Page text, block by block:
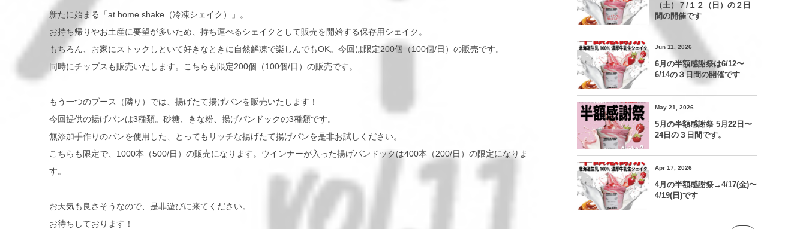
新たに始まる「at home shake（冷凍シェイク）」。
お持ち帰りやお土産に要望が多いため、持ち運べるシェイクとして販売を開始する保存用シェイク。
もちろん、お家にストックしといて好きなときに自然解凍で楽しんでもOK。今回は限定200個（100個/日）の販売です。
同時にチップスも販売いたします。こちらも限定200個（100個/日）の販売です。
もう一つのブース（隣り）では、揚げたて揚げパンを販売いたします！
今回提供の揚げパンは3種類。砂糖、きな粉、揚げパンドックの3種類です。
無添加手作りのパンを使用した、とってもリッチな揚げたて揚げパンを是非お試しください。
こちらも限定で、1000本（500/日）の販売になります。ウインナーが入った揚げパンドックは400本（200/日）の限定になりま
す。
お天気も良さそうなので、是非遊びに来てください。
お待ちしております！
（土）７/１２（日）の２日
間の開催です
Jun 11, 2026
6月の半額感謝祭は6/12〜
6/14の３日間の開催です
May 21, 2026
5月の半額感謝祭 5月22日〜
24日の３日間です。
Apr 17, 2026
4月の半額感謝祭→4/17(金)〜
4/19(日)です